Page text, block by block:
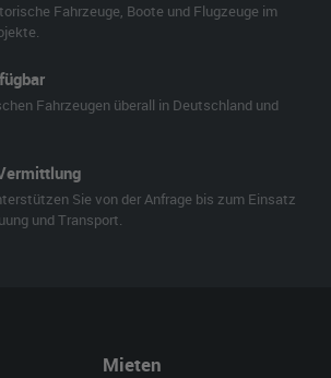
Fahrzeuge, Boote und Flugzeuge im
Fahrzeugen überall in Deutschland und
Sie von der Anfrage bis zum Einsatz
und Transport.
Mieten